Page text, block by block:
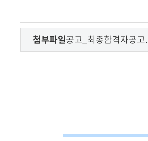
첨부파일공고_최종합격자공